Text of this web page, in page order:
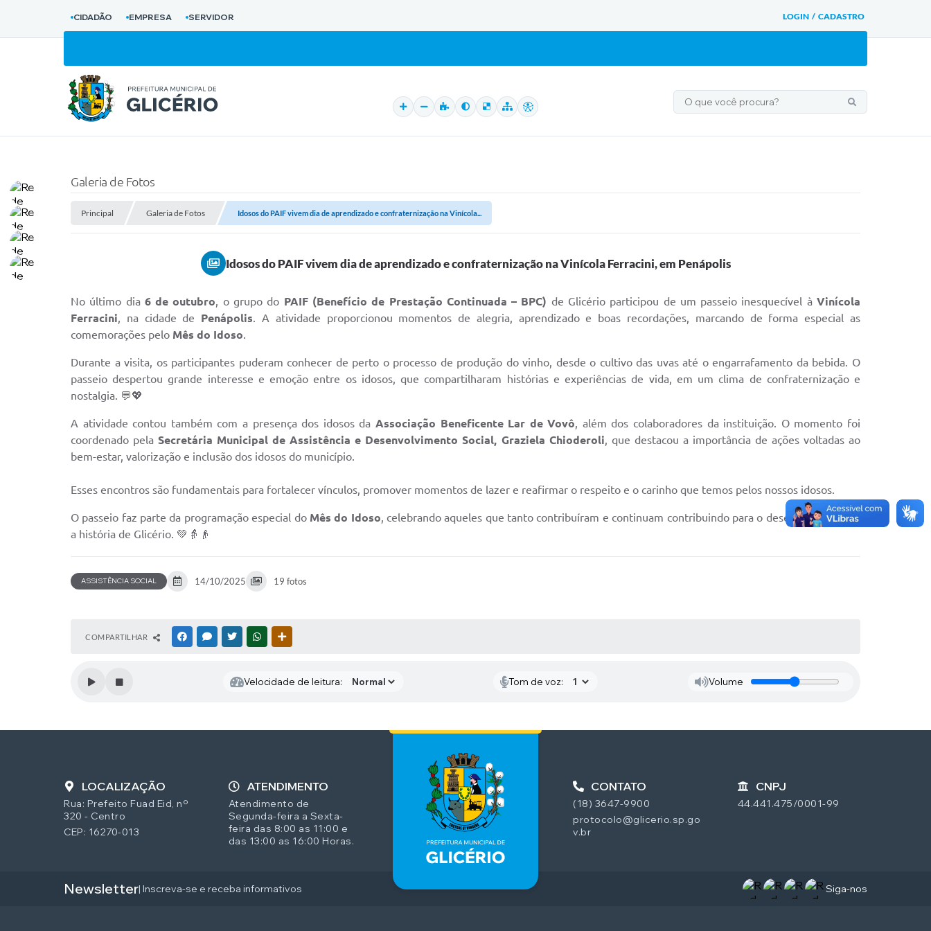
LOGIN / CADASTRO
CIDADÃO EMPRESA SERVIDOR
Galeria de Fotos
Principal Galeria de Fotos Idosos do PAIF vivem dia de aprendizado e confraternização na Vinícola...
Idosos do PAIF vivem dia de aprendizado e confraternização na Vinícola Ferracini, em Penápolis
No último dia 6 de outubro, o grupo do PAIF (Benefício de Prestação Continuada – BPC) de Glicério participou de um passeio inesquecível àVinícola
Ferracini, na cidade de Penápolis. A atividade proporcionou momentos de alegria, aprendizado e boas recordações, marcando de forma especial as
comemorações pelo Mês do Idoso.
Durante a visita, os participantes puderam conhecer de perto o processo de produção do vinho, desde o cultivo das uvas até o engarrafamento da bebida. O
passeio despertou grande interesse e emoção entre os idosos, que compartilharam histórias e experiências de vida, em um clima de confraternização e
nostalgia. 💬💖
A atividade contou também com a presença dos idosos da Associação Beneficente Lar de Vovô, além dos colaboradores da instituição. O momento foi
coordenado pelaSecretária Municipal de Assistência e Desenvolvimento Social, Graziela Chioderoli, que destacou a importância de ações voltadas ao
bem-estar, valorização e inclusão dos idosos do município.
Esses encontros são fundamentais para fortalecer vínculos, promover momentos de lazer e reafirmar o respeito e o carinho que temos pelos nossos idosos.
O passeio faz parte da programação especial do Mês do Idoso, celebrando aqueles que tanto contribuíram e continuam contribuindo para o desenvolvimento e
a história de Glicério. 💚👵👴
ASSISTÊNCIA SOCIAL 14/10/2025 19 fotos
COMPARTILHAR FACEBOOKMESSENGER
TWITTERWHATSAPP
Velocidade de leitura: Tom de voz: Volume
Siga-nos
LOCALIZAÇÃO
Rua: Prefeito Fuad Eid, nº
320 - Centro
CEP: 16270-013
CONTATO
(18) 3647-9900
protocolo@glicerio.sp.go
v.br
ATENDIMENTO
Atendimento de
Segunda-feira a Sexta-
feira das 8:00 as 11:00 e
das 13:00 as 16:00 Horas.
CNPJ
44.441.475/0001-99
Newsletter| Inscreva-se e receba informativos